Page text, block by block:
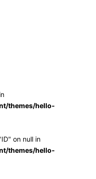
themes/hello-
on null in
themes/hello-